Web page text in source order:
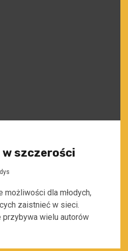
w szczerości
możliwości dla młodych,
zaistnieć w sieci.
wielu autorów